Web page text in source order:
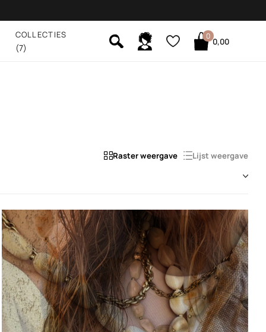
COLLECTIES
(7)
0
0,00
Raster weergave Lijst weergave